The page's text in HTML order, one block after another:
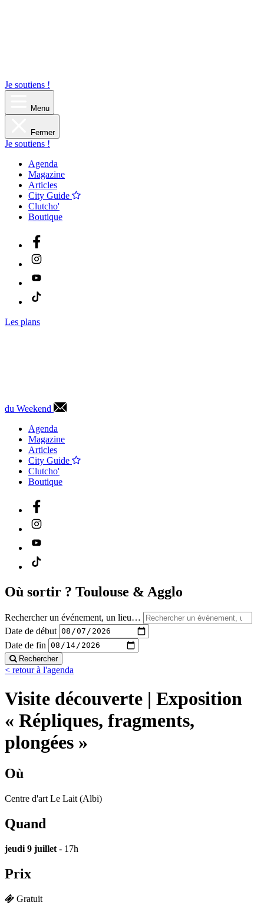
Je soutiens !
Menu
Fermer
Je soutiens !
Agenda
Magazine
Articles
City Guide
Clutcho'
Boutique
Les plans
du Weekend
Agenda
Magazine
Articles
City Guide
Clutcho'
Boutique
Où sortir ? Toulouse & Agglo
Rechercher un événement, un lieu…
Date de début
Date de fin
Rechercher
< retour à l'agenda
Visite découverte | Exposition
« Répliques, fragments,
plongées »
Où
Centre d'art Le Lait (Albi)
Quand
jeudi 9 juillet - 17h
Prix
Gratuit